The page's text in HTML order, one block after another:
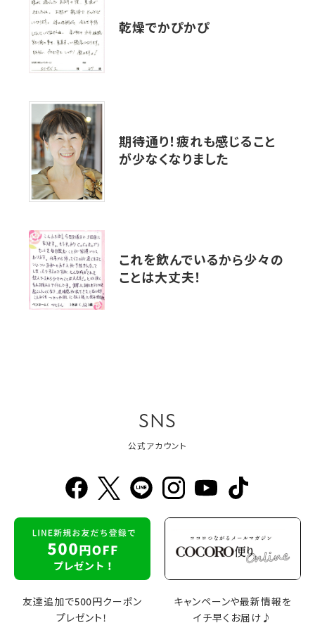
乾燥でかぴかぴ
期待通り！疲れも感じること
が少なくなりました
これを飲んでいるから少々の
ことは大丈夫！
SNS
公式アカウント
友達追加で500円クーポン
プレゼント！
キャンペーンや最新情報を
イチ早くお届け♪